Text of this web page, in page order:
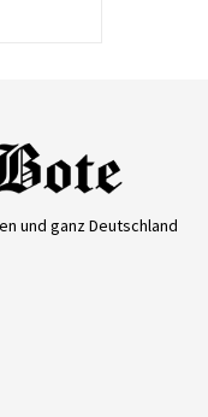
und ganz Deutschland